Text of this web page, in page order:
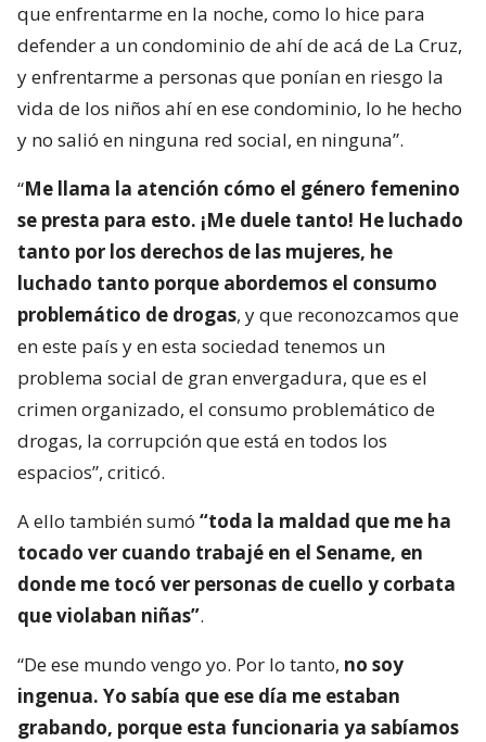
que enfrentarme en la noche, como lo hice para
defender a un condominio de ahí de acá de La Cruz,
y enfrentarme a personas que ponían en riesgo la
vida de los niños ahí en ese condominio, lo he hecho
y no salió en ninguna red social, en ninguna”.
“Me llama la atención cómo el género femenino
se presta para esto. ¡Me duele tanto! He luchado
tanto por los derechos de las mujeres, he
luchado tanto porque abordemos el consumo
problemático de drogas, y que reconozcamos que
en este país y en esta sociedad tenemos un
problema social de gran envergadura, que es el
crimen organizado, el consumo problemático de
drogas, la corrupción que está en todos los
espacios”, criticó.
A ello también sumó “toda la maldad que me ha
tocado ver cuando trabajé en el Sename, en
donde me tocó ver personas de cuello y corbata
que violaban niñas”.
“De ese mundo vengo yo. Por lo tanto, no soy
ingenua. Yo sabía que ese día me estaban
grabando, porque esta funcionaria ya sabíamos